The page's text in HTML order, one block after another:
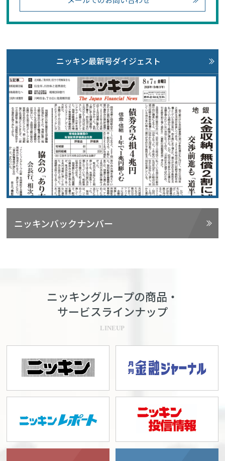
ニッキン最新号ダイジェスト
ニッキンバックナンバー
ニッキングループの商品・
サービスラインナップ
LINEUP